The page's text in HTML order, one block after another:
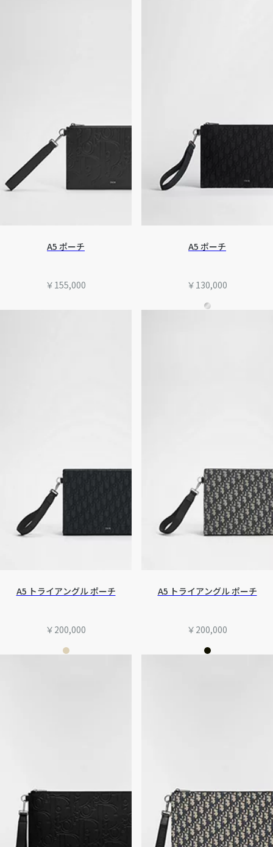
A5 ポーチ
￥155,000
A5 ポーチ
￥130,000
A5 トライアングル ポーチ
￥200,000
A5 トライアングル ポーチ
￥200,000